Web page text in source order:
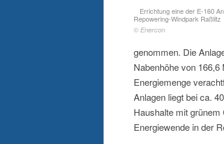
Errichtung eine der E-160
Repowering-Windpark Raßlitz
© Enercon
genommen. Die
Nabenhöhe von
Energiemenge
Anlagen liegt bei ca.
Haushalte mit
Energiewende in der